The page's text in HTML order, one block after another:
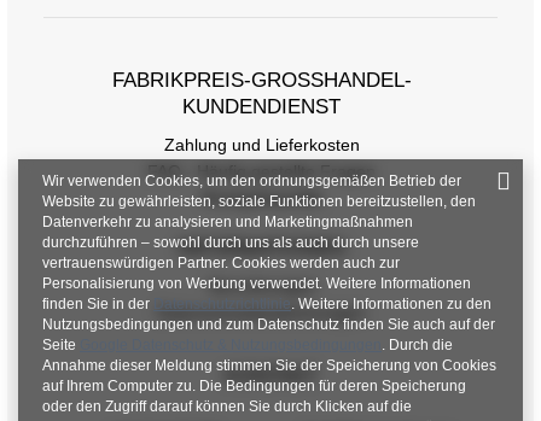
FABRIKPREIS-GROSSHANDEL-K
UNDENDIENST
Zahlung und Lieferkosten
FAQ - Häufig gestellte Fragen
Rückgabepolitik
INFORMATIONEN
Verordnungen
Datenschutzbestimmungen
KONTAKT
Wir verwenden Cookies, um den ordnungsgemäßen Betrieb der
Website zu gewährleisten, soziale Funktionen bereitzustellen, den
Datenverkehr zu analysieren und Marketingmaßnahmen
durchzuführen – sowohl durch uns als auch durch unsere
vertrauenswürdigen Partner. Cookies werden auch zur
Personalisierung von Werbung verwendet. Weitere Informationen
finden Sie in der
Datenschutzrichtlinie. Weitere Informationen zu den
Nutzungsbedingungen und zum Datenschutz finden Sie auch auf der
Seite
. Durch die
Annahme dieser Meldung stimmen Sie der Speicherung von Cookies
auf Ihrem Computer zu. Die Bedingungen für deren Speicherung
oder den Zugriff darauf können Sie durch Klicken auf die